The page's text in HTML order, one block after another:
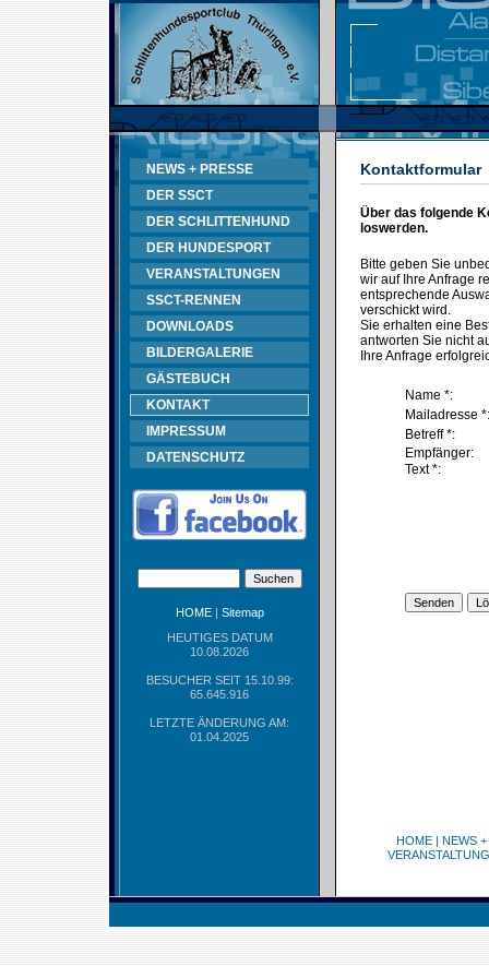
NEWS + PRESSE
DER SSCT
DER SCHLITTENHUND
DER HUNDESPORT
VERANSTALTUNGEN
SSCT-RENNEN
DOWNLOADS
BILDERGALERIE
GÄSTEBUCH
KONTAKT
IMPRESSUM
DATENSCHUTZ
HOME| Sitemap
HEUTIGES DATUM
10.08.2026
BESUCHER SEIT 15.10.99:
65.645.916
LETZTE ÄNDERUNG AM:
01.04.2025
Kontaktformular
Über das folgende
loswerden.
Bitte geben Sie
wir auf Ihre Anfrage
entsprechende
verschickt wird.
Sie erhalten eine
antworten Sie nicht
Ihre Anfrage
Name *:
Mailadresse *:
Betreff *:
Empfänger:
Text *:
HOME| NEWS